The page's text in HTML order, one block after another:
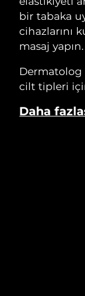
bir tabaka
cihazlarını
masaj yapın.
Dermatolog
cilt tipleri
Daha